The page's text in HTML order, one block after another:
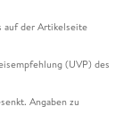
auf der Artikelseite
(UVP) des
Angaben zu